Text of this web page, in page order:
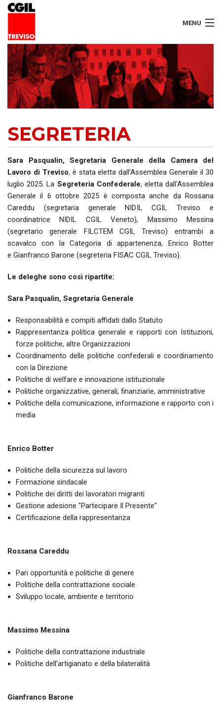
MENU
LAVORATORI
PENSIONATI
SERVIZI
SEGRETERIA
CONTATTI
SEGRETERIA
Sara Pasqualin, Segretaria Generale della Camera del
Lavoro di Treviso, è stata eletta dall’Assemblea Generale il 30
luglio 2025. La Segreteria Confederale, eletta dall'Assemblea
Generale il 6 ottobre 2025 è composta anche da Rossana
Careddu (segretaria generale NIDIL CGIL Treviso e
coordinatrice NIDIL CGIL Veneto), Massimo Messina
(segretario generale FILCTEM CGIL Treviso) entrambi a
scavalco con la Categoria di appartenenza, Enrico Botter
e Gianfranco Barone (segreteria FISAC CGIL Treviso).
Le deleghe sono così ripartite:
Sara Pasqualin, Segretaria Generale
Responsabilità e compiti affidati dallo Statuto
Rappresentanza politica generale e rapporti con Istituzioni,
forze politiche, altre Organizzazioni
Coordinamento delle politiche confederali e coordinamento
con la Direzione
Politiche di welfare e innovazione istituzionale
Politiche organizzative, generali, finanziarie, amministrative
Politiche della comunicazione, informazione e rapporto con i
media
Enrico Botter
Politiche della sicurezza sul lavoro
Formazione sindacale
Politiche dei diritti dei lavoratori migranti
Gestione adesione "Partecipare Il Presente"
Certificazione della rappresentanza
Rossana Careddu
Pari opportunità e politiche di genere
Politiche della contrattazione sociale
Sviluppo locale, ambiente e territorio
Massimo Messina
Politiche della contrattazione industriale
Politiche dell'artigianato e della bilateralità
Gianfranco Barone